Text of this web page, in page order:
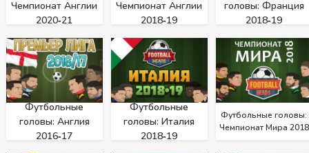
Чемпионат Англии
2020‑21
Чемпионат Англии
2018‑19
головы: Франция
2018‑19
Футбольные
головы: Англия
2016‑17
Футбольные
головы: Италия
2018‑19
Футбольные головы:
Чемпионат Мира 2018